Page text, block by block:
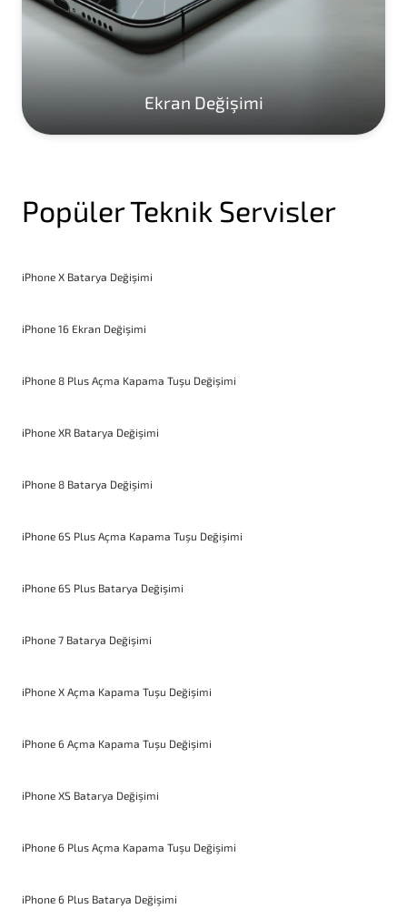
Ekran Değişimi
Popüler Teknik Servisler
iPhone X Batarya Değişimi
iPhone 16 Ekran Değişimi
iPhone 8 Plus Açma Kapama Tuşu Değişimi
iPhone XR Batarya Değişimi
iPhone 8 Batarya Değişimi
iPhone 6S Plus Açma Kapama Tuşu Değişimi
iPhone 6S Plus Batarya Değişimi
iPhone 7 Batarya Değişimi
iPhone X Açma Kapama Tuşu Değişimi
iPhone 6 Açma Kapama Tuşu Değişimi
iPhone XS Batarya Değişimi
iPhone 6 Plus Açma Kapama Tuşu Değişimi
iPhone 6 Plus Batarya Değişimi